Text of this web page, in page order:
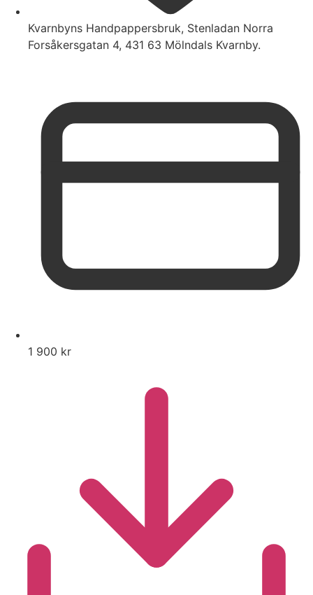
Kvarnbyns Handpappersbruk, Stenladan Norra
Forsåkersgatan 4, 431 63 Mölndals Kvarnby.
1 900 kr